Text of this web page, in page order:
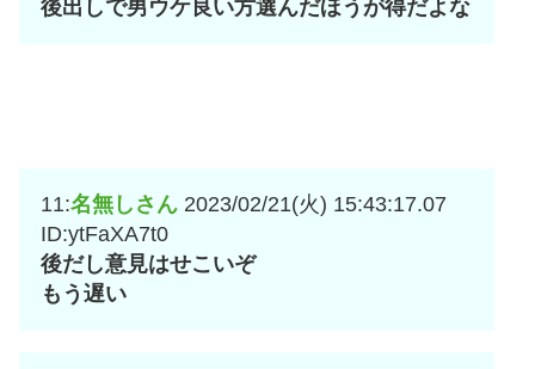
後出しで男ウケ良い方選んだほうが得だよな
11:名無しさん 2023/02/21(火) 15:43:17.07
ID:ytFaXA7t0
後だし意見はせこいぞ
もう遅い